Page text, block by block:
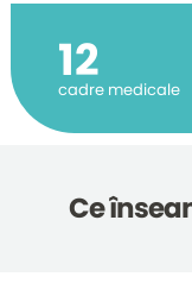
12
cadre medicale
Ce